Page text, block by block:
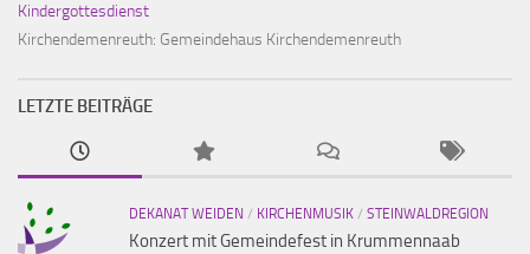
Kindergottesdienst
Kirchendemenreuth: Gemeindehaus Kirchendemenreuth
LETZTE BEITRÄGE
DEKANAT WEIDEN / KIRCHENMUSIK / STEINWALDREGION
Konzert mit Gemeindefest in Krummennaab